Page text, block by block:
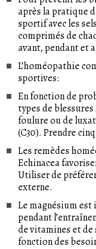
après la pratique
sportif avec les
comprimés de
avant, pendant et
L’homéopathie
sportives:
En fonction de
types de
foulure ou de
(C30). Prendre
Les remèdes
Echinacea
Utiliser de
externe.
Le magnésium est
pendant
de vitamines et de
fonction des